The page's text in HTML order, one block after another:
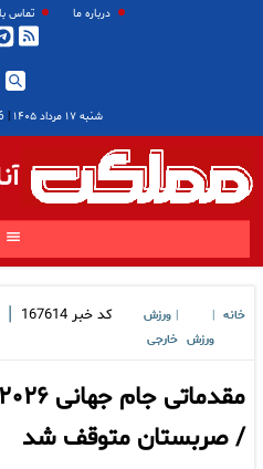
درباره ما تماس
شنبه ۱۷ مرداد ۱۴۰۵ |
خانه
ورزش
ورزش
خارجی
کد خبر 167614
|
/ صربستان متوقف شد